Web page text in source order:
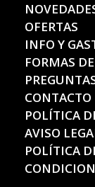
OFERTAS
INFO Y
FORMAS
CONTACTO
POLÍTICA
AVISO
POLÍTICA